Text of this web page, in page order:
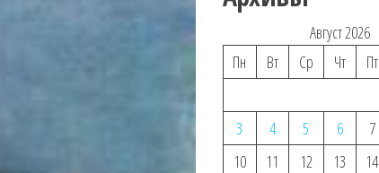
Август 2026
Пн
Вт Ср Чт Пт
3
4 5 6 7
10
11 12 13 14